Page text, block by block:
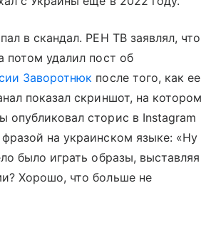
в скандал. РЕН ТВ заявлял, что
потом удалил пост об
Заворотнюк после того, как ее
показал скриншот, на котором
опубликовал сторис в Instagram
на украинском языке: «Ну
было играть образы, выставляя
Хорошо, что больше не